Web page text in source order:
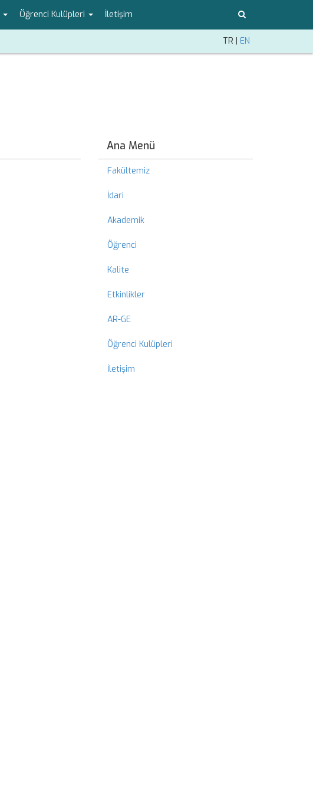
Öğrenci Kulüpleri İletişim
TR | EN
Ana Menü
Fakültemiz
İdari
Akademik
Öğrenci
Kalite
Etkinlikler
AR-GE
Öğrenci Kulüpleri
İletişim